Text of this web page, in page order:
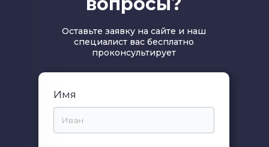
Оставьте заявку на сайте и наш
специалист вас бесплатно
проконсультирует
Имя